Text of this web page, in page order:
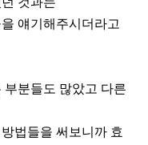
얘기해주시더라고
부분들도 많았고 다른
법들을 써보니까 효